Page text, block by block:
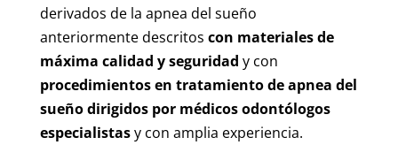
derivados de la apnea del sueño
anteriormente descritos con materiales de
máxima calidad y seguridad y con
procedimientos en tratamiento de apnea del
sueño dirigidos por médicos odontólogos
especialistasy con amplia experiencia.